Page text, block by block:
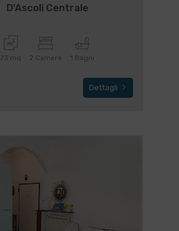
D'Ascoli Centrale
73 mq 2 Camere 1 Bagni
Dettagli